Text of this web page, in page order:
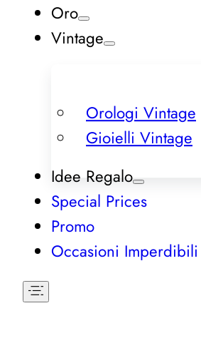
Oro
Vintage
Orologi Vintage
Gioielli Vintage
Idee Regalo
Special Prices
Promo
Occasioni Imperdibili